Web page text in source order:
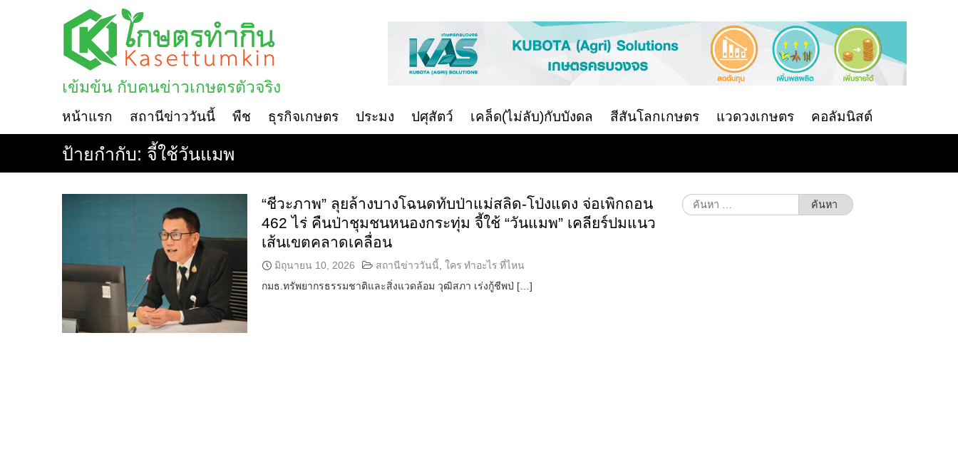
เข้มข้น กับคนข่าวเกษตรตัวจริง
หน้าแรก สถานีข่าววันนี้ พืช ธุรกิจเกษตร ประมง ปศุสัตว์ เคล็ด(ไม่ลับ)กับบังดล สีสันโลกเกษตร แวดวงเกษตร คอลัมนิสต์
ป้ายกำกับ: จี้ใช้วันแมพ
“ชีวะภาพ” ลุยล้างบางโฉนดทับป่าแม่สลิด-โป่งแดง จ่อเพิกถอน
462 ไร่ คืนป่าชุมชนหนองกระทุ่ม จี้ใช้ “วันแมพ” เคลียร์ปมแนว
เส้นเขตคลาดเคลื่อน
มิถุนายน 10, 2026 สถานีข่าววันนี้ ใคร ทำอะไร ที่ไหน
กมธ.ทรัพยากรธรรมชาติและสิ่งแวดล้อม วุฒิสภา เร่งกู้ชีพป่ […]
ค้นหา
สำหรับ: